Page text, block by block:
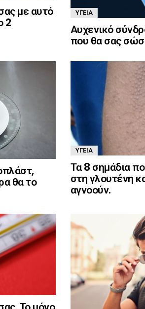
με αυτό
2
ΥΓΕΊΑ
Αυχενικό
που θα σας
θα το
ΥΓΕΊΑ
Τα 8 σημάδια
στη γλουτένη
αγνοούν.